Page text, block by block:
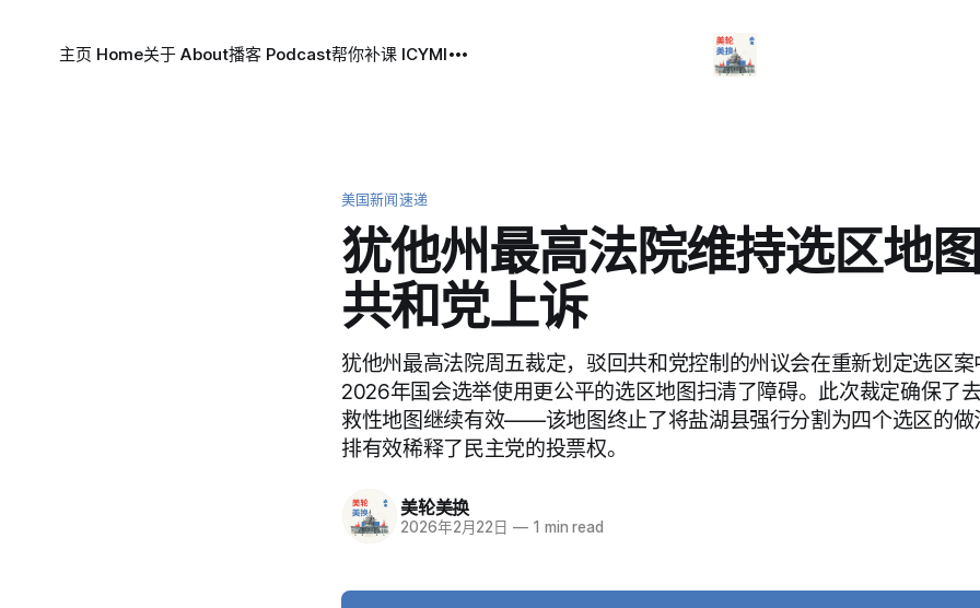
主页 Home关于 About播客 Podcast帮你补课 ICYMI
美国新闻速递
犹他州最高法院维持选区地
共和党上诉
犹他州最高法院周五裁定，驳回共和党控制的州议会在重新划定选区
2026年国会选举使用更公平的选区地图扫清了障碍。此次裁定确保了
救性地图继续有效——该地图终止了将盐湖县强行分割为四个选区的做
排有效稀释了民主党的投票权。
美轮美换
2026年2月22日 — 1 min read